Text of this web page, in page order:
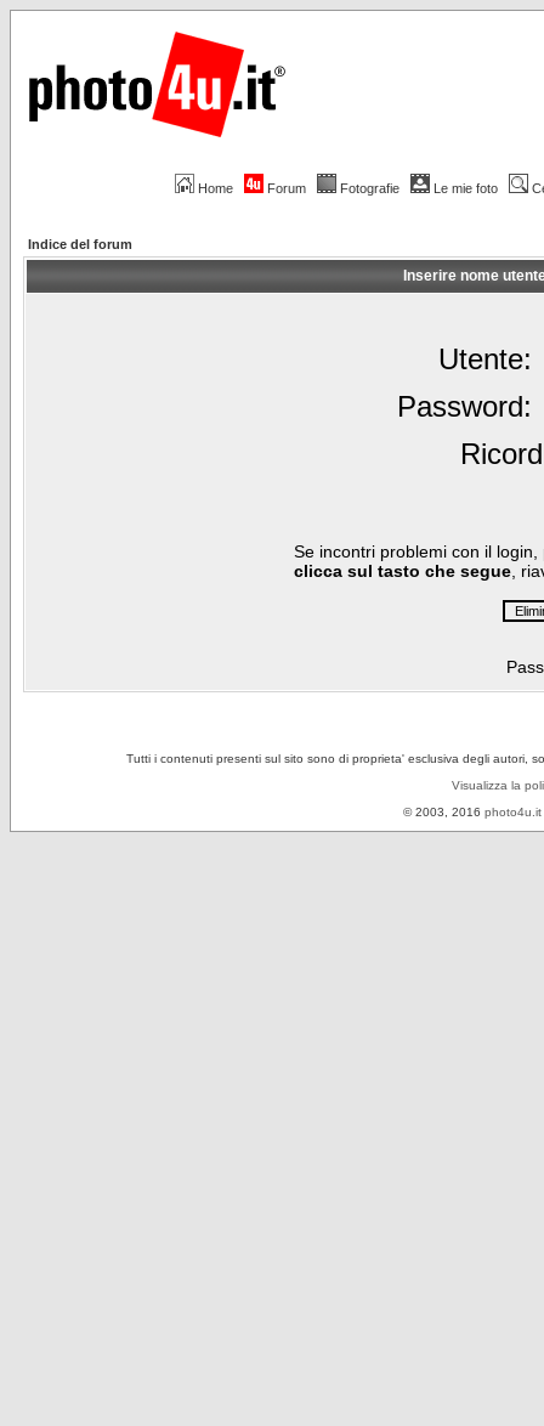
Home Forum Fotografie Le mie foto
Indice del forum
Inserire nome
Utente:
Password:
Se incontri problemi con il
clicca sul tasto che segue ,
Tutti i contenuti presenti sul sito sono di proprieta' esclusiva degli autori,
Visualizza la
© 2003, 2016 photo4u.it